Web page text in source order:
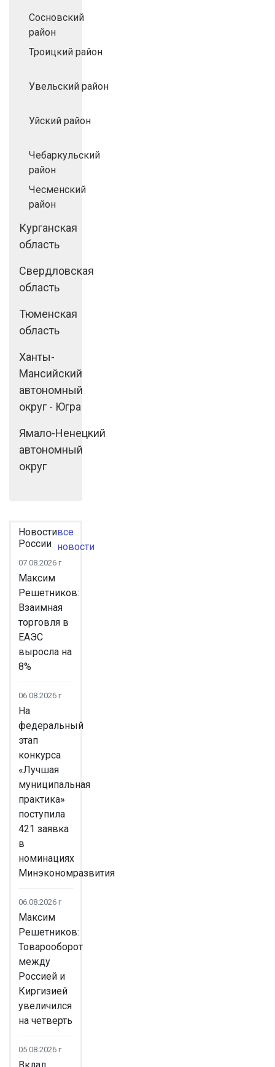
Сосновский
район
Троицкий район
Увельский район
Уйский район
Чебаркульский
район
Чесменский
район
Курганская
область
Свердловская
область
Тюменская
область
Ханты-
Мансийский
автономный
округ - Югра
Ямало-Ненецкий
автономный
округ
Новости
России
все
новости
07.08.2026 г
Максим
Решетников:
Взаимная
торговля в
ЕАЭС
выросла на
8%
06.08.2026 г
На
федеральный
этап
конкурса
«Лучшая
муниципальная
практика»
поступила
421 заявка
в
номинациях
Минэкономразвития
06.08.2026 г
Максим
Решетников:
Товарооборот
между
Россией и
Киргизией
увеличился
на четверть
05.08.2026 г